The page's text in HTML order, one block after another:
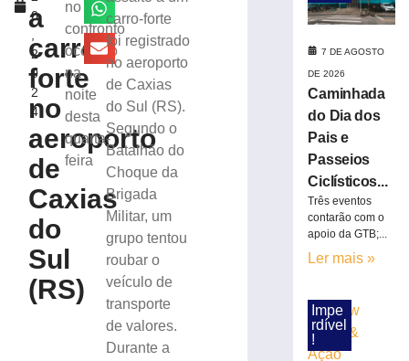
0
2
0
2
4
a
carro-
forte
no
aeroporto
de
Caxias
do
Sul
(RS)
no
confronto
ocorrido
na
noite
desta
quarta-
feira
carro-forte
foi registrado
no aeroporto
de Caxias
do Sul (RS).
Segundo o
Batalhão do
Choque da
Brigada
Militar, um
grupo tentou
roubar o
veículo de
transporte
de valores.
Durante a
durante
desembarque
passageira
Idoso
7 DE AGOSTO
DE 2026
Caminhada
do Dia dos
Pais e
Passeios
Ciclísticos...
Três eventos
contarão com o
apoio da GTB;...
Ler mais »
Impe
rdível
!